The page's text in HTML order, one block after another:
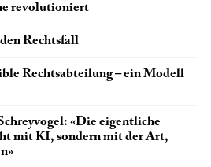
revolutioniert
Rechtsfall
Rechtsabteilung – ein Modell
«Die eigentliche
mit KI, sondern mit der Art,